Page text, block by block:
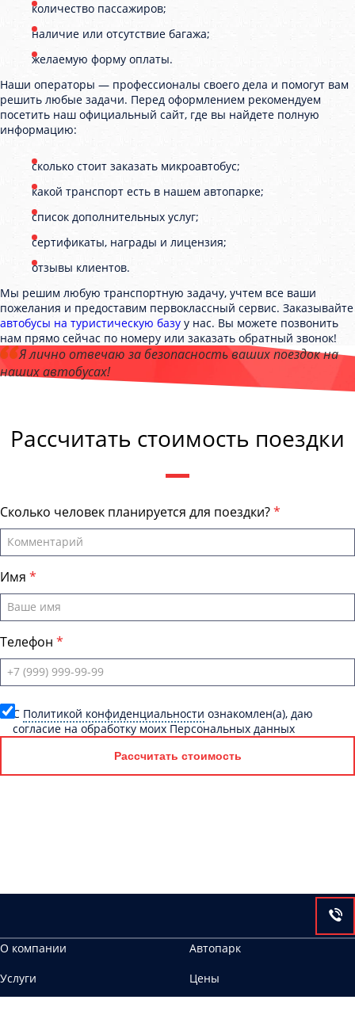
количество пассажиров;
наличие или отсутствие багажа;
желаемую форму оплаты.
Наши операторы — профессионалы своего дела и помогут вам
решить любые задачи. Перед оформлением рекомендуем
посетить наш официальный сайт, где вы найдете полную
информацию:
сколько стоит заказать микроавтобус;
какой транспорт есть в нашем автопарке;
список дополнительных услуг;
сертификаты, награды и лицензия;
отзывы клиентов.
Мы решим любую транспортную задачу, учтем все ваши
пожелания и предоставим первоклассный сервис. Заказывайте
автобусы на туристическую базу у нас. Вы можете позвонить
нам прямо сейчас по номеру или заказать обратный звонок!
Я лично отвечаю за безопасность ваших поездок на
наших автобусах!
Рассчитать стоимость поездки
Сколько человек планируется для поездки?
Имя
Телефон
C Политикой конфиденциальности ознакомлен(а), даю
согласие на обработку моих Персональных данных
Рассчитать стоимость
О компании
Автопарк
Услуги
Цены